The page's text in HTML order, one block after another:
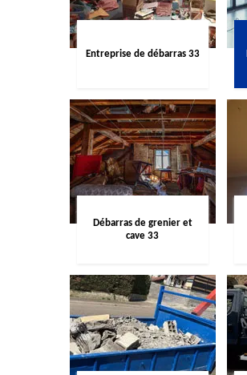
Entreprise de débarras 33
Débarras de grenier et
cave 33